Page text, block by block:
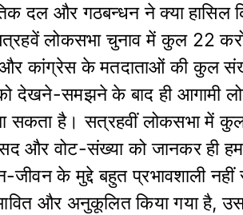
दल और गठबन्धन ने क्या
लोकसभा चुनाव में कुल 22
और कांग्रेस के मतदाताओं की कुल
देखने-समझने के बाद ही आगामी
सकता है। सत्रहवीं लोकसभा में
और वोट-संख्या को जानकर ही
के मुद्दे बहुत प्रभावशाली नहीं
और अनुकूलित किया गया है, उस